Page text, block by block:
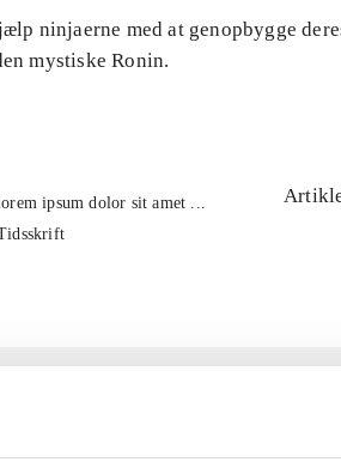
ninjaerne med at genopbygge
mystiske Ronin.
ipsum dolor sit amet ...